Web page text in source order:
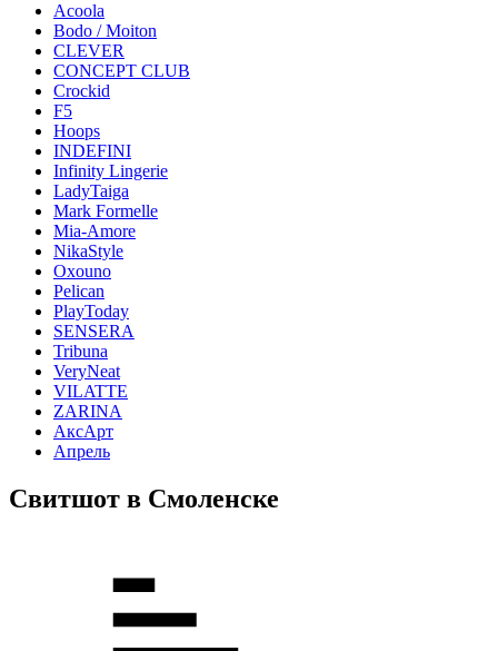
Acoola
Bodo / Moiton
CLEVER
CONCEPT CLUB
Crockid
F5
Hoops
INDEFINI
Infinity Lingerie
LadyTaiga
Mark Formelle
Mia-Amore
NikaStyle
Oxouno
Pelican
PlayToday
SENSERA
Tribuna
VeryNeat
VILATTE
ZARINA
АксАрт
Апрель
Свитшот в Смоленске